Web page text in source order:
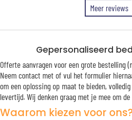
Meer reviews
Gepersonaliseerd
Offerte aanvragen voor een grote bestelling
Neem contact met of vul het formulier
om een oplossing op maat te bieden,
levertijd. Wij denken graag met je mee om
Waarom kiezen voor